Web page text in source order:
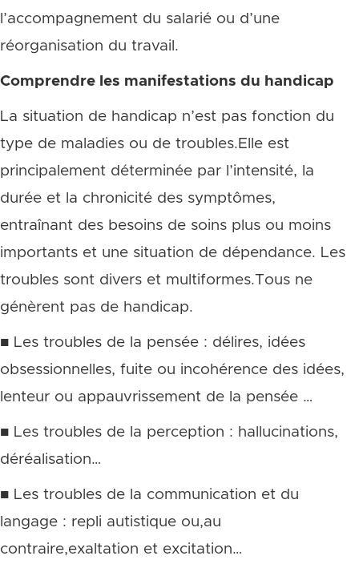
l’accompagnement du salarié ou d’une
réorganisation du travail.
Comprendre les manifestations du handicap
La situation de handicap n’est pas fonction du
type de maladies ou de troubles.Elle est
principalement déterminée par l’intensité, la
durée et la chronicité des symptômes,
entraînant des besoins de soins plus ou moins
importants et une situation de dépendance. Les
troubles sont divers et multiformes.Tous ne
génèrent pas de handicap.
■ Les troubles de la pensée : délires, idées
obsessionnelles, fuite ou incohérence des idées,
lenteur ou appauvrissement de la pensée …
■ Les troubles de la perception : hallucinations,
déréalisation…
■ Les troubles de la communication et du
langage : repli autistique ou,au
contraire,exaltation et excitation…